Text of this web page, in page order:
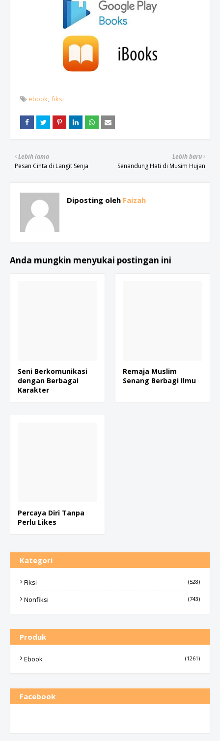
ebook fiksi
Lebih baru
Senandung Hati di Musim Hujan
Lebih lama
Pesan Cinta di Langit Senja
Diposting oleh Faizah
Anda mungkin menyukai postingan ini
Seni Berkomunikasi
dengan Berbagai
Karakter
Remaja Muslim
Senang Berbagi Ilmu
Percaya Diri Tanpa
Perlu Likes
Kategori
Fiksi (528)
Nonfiksi (743)
Produk
Ebook (1261)
Facebook